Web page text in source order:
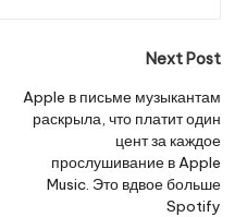
Next Post
Apple в письме музыкантам
раскрыла, что платит один
цент за каждое
прослушивание в Apple
Music. Это вдвое больше
Spotify